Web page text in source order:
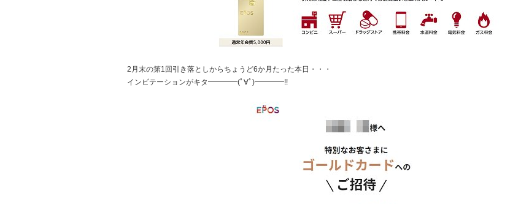
2月末の第1回引き落としからちょうど6か月たった本日・・・
インビテーションがキタ━━━━(ﾟ∀ﾟ)━━━━!!